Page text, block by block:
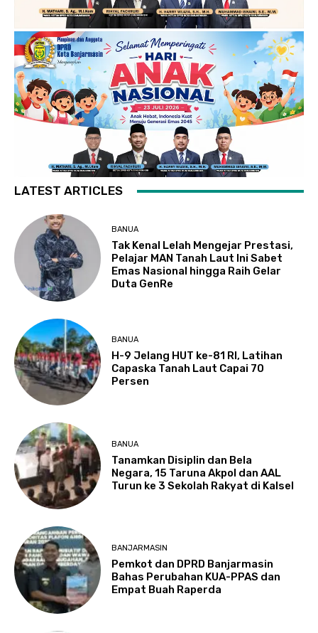
LATEST ARTICLES
BANUA
Tak Kenal Lelah Mengejar Prestasi,
Pelajar MAN Tanah Laut Ini Sabet
Emas Nasional hingga Raih Gelar
Duta GenRe
BANUA
H-9 Jelang HUT ke-81 RI, Latihan
Capaska Tanah Laut Capai 70
Persen
BANUA
Tanamkan Disiplin dan Bela
Negara, 15 Taruna Akpol dan AAL
Turun ke 3 Sekolah Rakyat di Kalsel
BANJARMASIN
Pemkot dan DPRD Banjarmasin
Bahas Perubahan KUA-PPAS dan
Empat Buah Raperda